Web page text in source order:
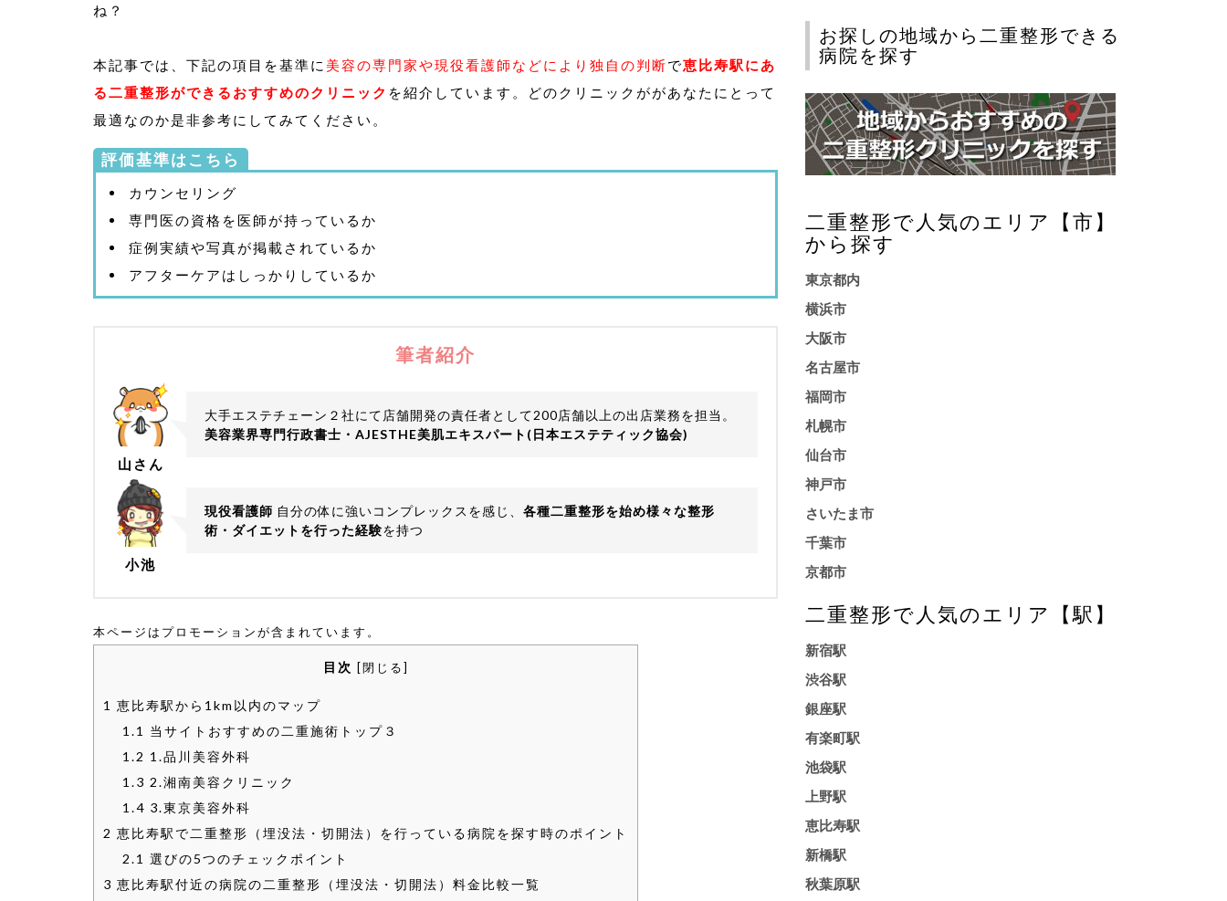
ね？
本記事では、下記の項目を基準に 美容の専門家や現役看護師などにより独自の判断で恵比寿駅にあ
る二重整形ができるおすすめのクリニック を紹介しています。どのクリニックががあなたにとって
最適なのか是非参考にしてみてください。
評価基準はこちら
カウンセリング
専門医の資格を医師が持っているか
症例実績や写真が掲載されているか
アフターケアはしっかりしているか
筆者紹介
山さん
大手エステチェーン２社にて店舗開発の責任者として200店舗以上の出店業務を担当。
美容業界専門行政書士・AJESTHE美肌エキスパート(日本エステティック協会)
小池
現役看護師 自分の体に強いコンプレックスを感じ、 各種二重整形を始め様々な整形
術・ダイエットを行った経験を持つ
本ページはプロモーションが含まれています。
目次 [閉じる]
1 恵比寿駅から1km以内のマップ
1.1
当サイトおすすめの二重施術トップ３
1.2 1.品川美容外科
1.3 2.湘南美容クリニック
1.4 3.東京美容外科
2 恵比寿駅で二重整形（埋没法・切開法）を行っている病院を探す時のポイント
2.1 選びの5つのチェックポイント
3 恵比寿駅付近の病院の二重整形（埋没法・切開法）料金比較一覧
お探しの地域から二重整形できる
病院を探す
二重整形で人気のエリア【市】
から探す
東京都内
横浜市
大阪市
名古屋市
福岡市
札幌市
仙台市
神戸市
さいたま市
千葉市
京都市
二重整形で人気のエリア【駅】
新宿駅
渋谷駅
銀座駅
有楽町駅
池袋駅
上野駅
恵比寿駅
新橋駅
秋葉原駅